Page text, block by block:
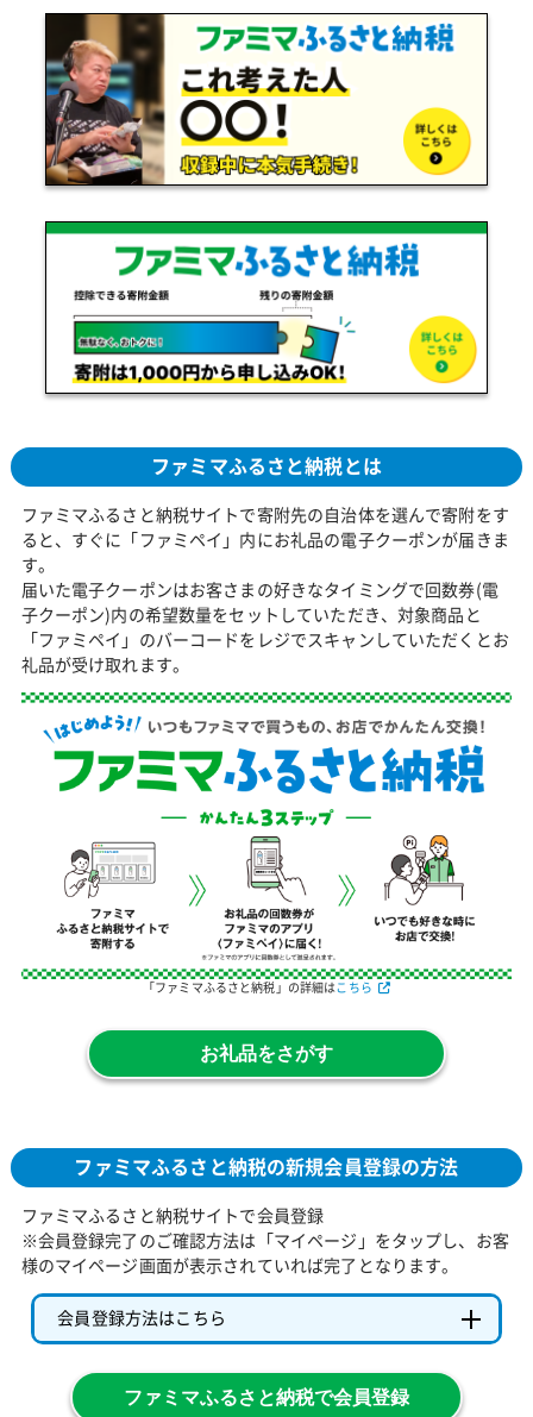
ファミマふるさと納税とは
ファミマふるさと納税サイトで寄附先の自治体を選んで寄附をす
ると、すぐに「ファミペイ」内にお礼品の電子クーポンが届きま
す。
届いた電子クーポンはお客さまの好きなタイミングで回数券(電
子クーポン)内の希望数量をセットしていただき、対象商品と
「ファミペイ」のバーコードをレジでスキャンしていただくとお
礼品が受け取れます。
「ファミマふるさと納税」の詳細は こちら
お礼品をさがす
ファミマふるさと納税の新規会員登録の方法
ファミマふるさと納税サイトで会員登録
※会員登録完了のご確認方法は「マイページ」をタップし、お客
様のマイページ画面が表示されていれば完了となります。
会員登録方法はこちら
ファミマふるさと納税で会員登録